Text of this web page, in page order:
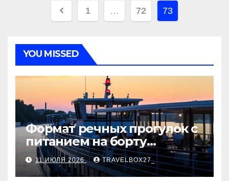
Пагинация
1 … 72 73
YOU MISSED
Формат речных прогулок с
питанием на борту
теплохода
11 ИЮЛЯ 2026 TRAVELBOX27_